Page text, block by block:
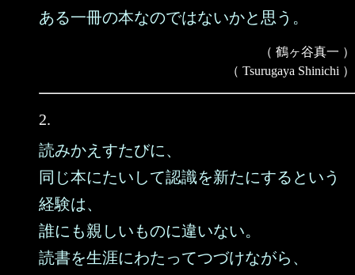
ある一冊の本なのではないかと思う。
（ 鶴ヶ谷真一 ）
（ Tsurugaya Shinichi ）
2.
読みかえすたびに、
同じ本にたいして認識を新たにするという
経験は、
誰にも親しいものに違いない。
読書を生涯にわたってつづけながら、